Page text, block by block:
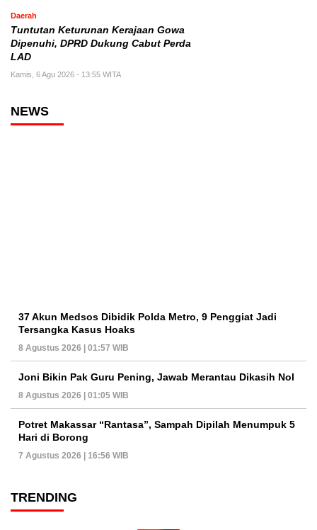
Daerah
Tuntutan Keturunan Kerajaan Gowa
Dipenuhi, DPRD Dukung Cabut Perda
LAD
Kamis, 6 Agu 2026 - 13:55 WITA
NEWS
37 Akun Medsos Dibidik Polda Metro, 9 Penggiat Jadi
Tersangka Kasus Hoaks
8 Agustus 2026 | 01:57 WIB
Joni Bikin Pak Guru Pening, Jawab Merantau Dikasih Nol
8 Agustus 2026 | 01:05 WIB
Potret Makassar “Rantasa”, Sampah Dipilah Menumpuk 5
Hari di Borong
7 Agustus 2026 | 16:56 WIB
TRENDING